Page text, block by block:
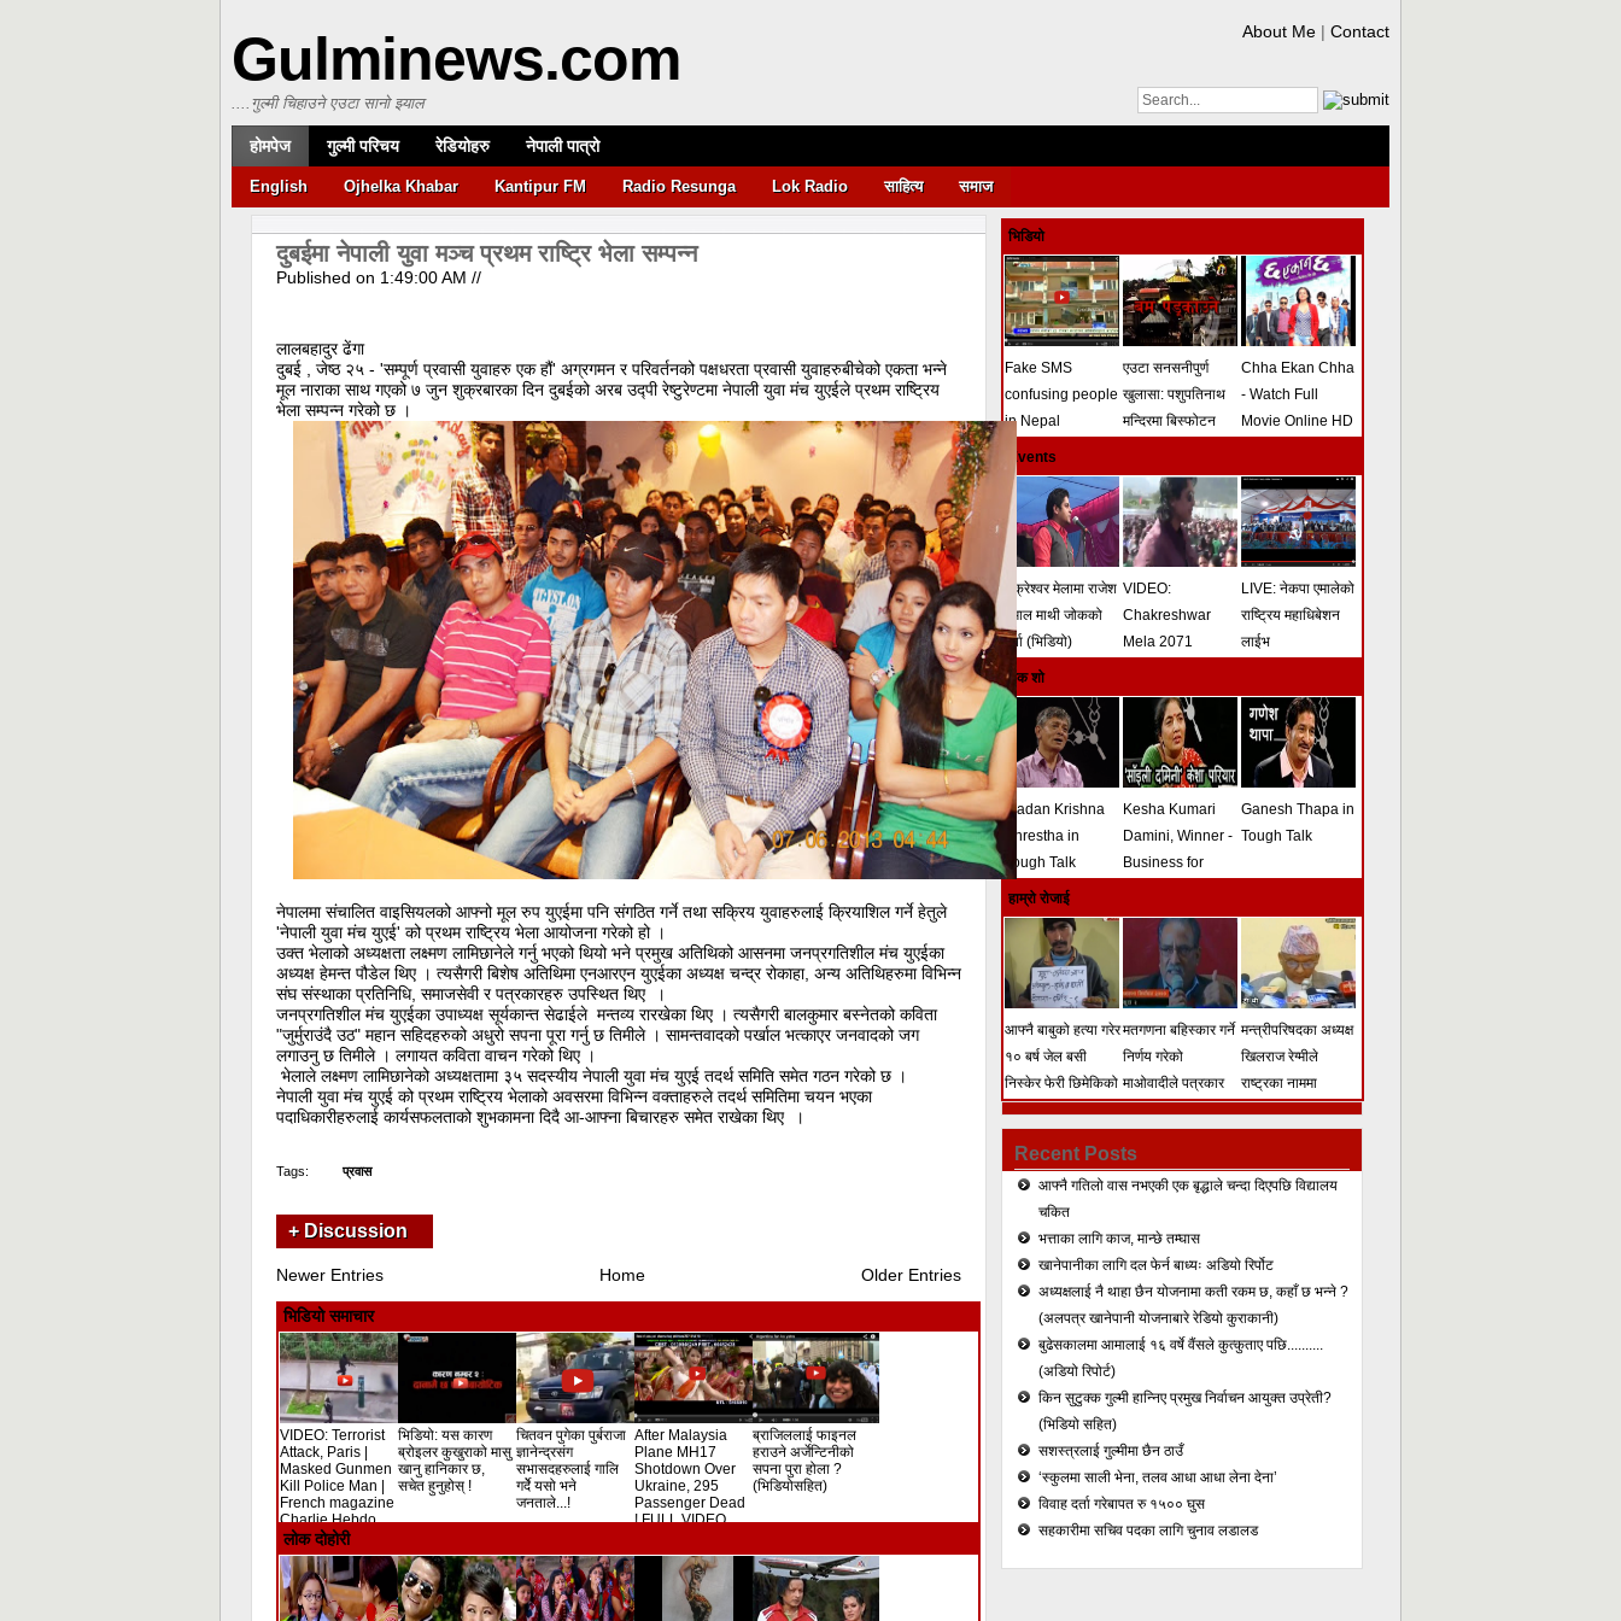
Gulminews.com
....गुल्मी चिहाउने एउटा सानो झ्याल
About Me | Contact
होमपेज गुल्मी परिचय रेडियोहरु नेपाली पात्रो
English Ojhelka Khabar Kantipur FM Radio Resunga Lok Radio साहित्य समाज
दुबईमा नेपाली युवा मञ्च प्रथम राष्ट्रि भेला सम्पन्न
Published on 1:49:00 AM //
लालबहादुर ढेंगा
दुबई , जेष्ठ २५ - 'सम्पूर्ण प्रवासी युवाहरु एक हौं' अग्रगमन र परिवर्तनको पक्षधरता प्रवासी युवाहरुबीचेको एकता भन्ने
मूल नाराका साथ गएको ७ जुन शुक्रबारका दिन दुबईको अरब उद्पी रेष्टुरेण्टमा नेपाली युवा मंच युएईले प्रथम राष्ट्रिय
भेला सम्पन्न गरेको छ ।
नेपालमा संचालित वाइसियलको आफ्नो मूल रुप युएईमा पनि संगठित गर्ने तथा सक्रिय युवाहरुलाई क्रियाशिल गर्ने हेतुले
'नेपाली युवा मंच युएई' को प्रथम राष्ट्रिय भेला आयोजना गरेको हो ।
उक्त भेलाको अध्यक्षता लक्ष्मण लामिछानेले गर्नु भएको थियो भने प्रमुख अतिथिको आसनमा जनप्रगतिशील मंच युएईका
अध्यक्ष हेमन्त पौडेल थिए । त्यसैगरी बिशेष अतिथिमा एनआरएन युएईका अध्यक्ष चन्द्र रोकाहा, अन्य अतिथिहरुमा विभिन्न
संघ संस्थाका प्रतिनिधि, समाजसेवी र पत्रकारहरु उपस्थित थिए ।
जनप्रगतिशील मंच युएईका उपाध्यक्ष सूर्यकान्त सेढाईले मन्तव्य रारखेका थिए । त्यसैगरी बालकुमार बस्नेतको कविता
"जुर्मुराउंदै उठ" महान सहिदहरुको अधुरो सपना पूरा गर्नु छ तिमीले । सामन्तवादको पर्खाल भत्काएर जनवादको जग
लगाउनु छ तिमीले । लगायत कविता वाचन गरेको थिए ।
भेलाले लक्ष्मण लामिछानेको अध्यक्षतामा ३५ सदस्यीय नेपाली युवा मंच युएई तदर्थ समिति समेत गठन गरेको छ ।
नेपाली युवा मंच युएई को प्रथम राष्ट्रिय भेलाको अवसरमा विभिन्न वक्ताहरुले तदर्थ समितिमा चयन भएका
पदाधिकारीहरुलाई कार्यसफलताको शुभकामना दिदै आ-आफ्ना बिचारहरु समेत राखेका थिए ।
Tags: प्रवास
+ Discussion
Newer Entries Older Entries
Home
भिडियो समाचार
VIDEO: Terrorist
Attack, Paris |
Masked Gunmen
Kill Police Man |
French magazine
Charlie Hebdo
Shooting
भिडियो: यस कारण
ब्रोइलर कुखुराको मासु
खानु हानिकार छ,
सचेत हुनुहोस् !
चितवन पुगेका पुर्बराजा
ज्ञानेन्द्रसंग
सभासदहरुलाई गालि
गर्देे यसो भने
जनताले...!
After Malaysia
Plane MH17
Shotdown Over
Ukraine, 295
Passenger Dead
! FULL VIDEO
ब्राजिललाई फाइनल
हराउने अर्जेन्टिनीको
सपना पुरा होला ?
(भिडियोसहित)
लोक दोहोरी
भिडियो
Fake SMS
confusing people
in Nepal
एउटा सनसनीपुर्ण
खुलासा: पशुपतिनाथ
मन्दिरमा बिस्फोटन
(भिडियो)
Chha Ekan Chha
- Watch Full
Movie Online HD
Events
चक्रेश्वर मेलामा राजेश
हमाल माथी जोकको
बर्षा (भिडियो)
VIDEO:
Chakreshwar
Mela 2071
LIVE: नेकपा एमालेको
राष्ट्रिय महाधिबेशन
लाईभ
टक शो
Madan Krishna
Shrestha in
Tough Talk
Kesha Kumari
Damini, Winner -
Business for
Tough Talk
Ganesh Thapa in
Tough Talk
हाम्रो रोजाई
आफ्नै बाबुको हत्या गरेर
१० बर्ष जेल बसी
निस्केर फेरी छिमेकिको
मतगणना बहिस्कार गर्ने
निर्णय गरेको
माओवादीले पत्रकार
मन्त्रीपरिषदका अध्यक्ष
खिलराज रेग्मीले
राष्ट्रका नाममा
Recent Posts
आफ्नै गतिलो वास नभएकी एक बृद्धाले चन्दा दिएपछि विद्यालय
चकित
भत्ताका लागि काज, मान्छे तम्घास
खानेपानीका लागि दल फेर्न बाध्यः अडियो रिर्पोट
अध्यक्षलाई नै थाहा छैन योजनामा कती रकम छ, कहाँ छ भन्ने ?
(अलपत्र खानेपानी योजनाबारे रेडियो कुराकानी)
बुढेसकालमा आमालाई १६ वर्षे वैंसले कुत्कुताए पछि..........
(अडियो रिपोर्ट)
किन सुटुक्क गुल्मी हान्निए प्रमुख निर्वाचन आयुक्त उप्रेती?
(भिडियो सहित)
सशस्त्रलाई गुल्मीमा छैन ठाउँ
‘स्कुलमा साली भेना, तलव आधा आधा लेना देना’
विवाह दर्ता गरेबापत रु १५०० घुस
सहकारीमा सचिव पदका लागि चुनाव लडालड